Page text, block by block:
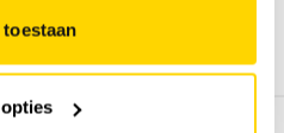
toestaan
ONZE